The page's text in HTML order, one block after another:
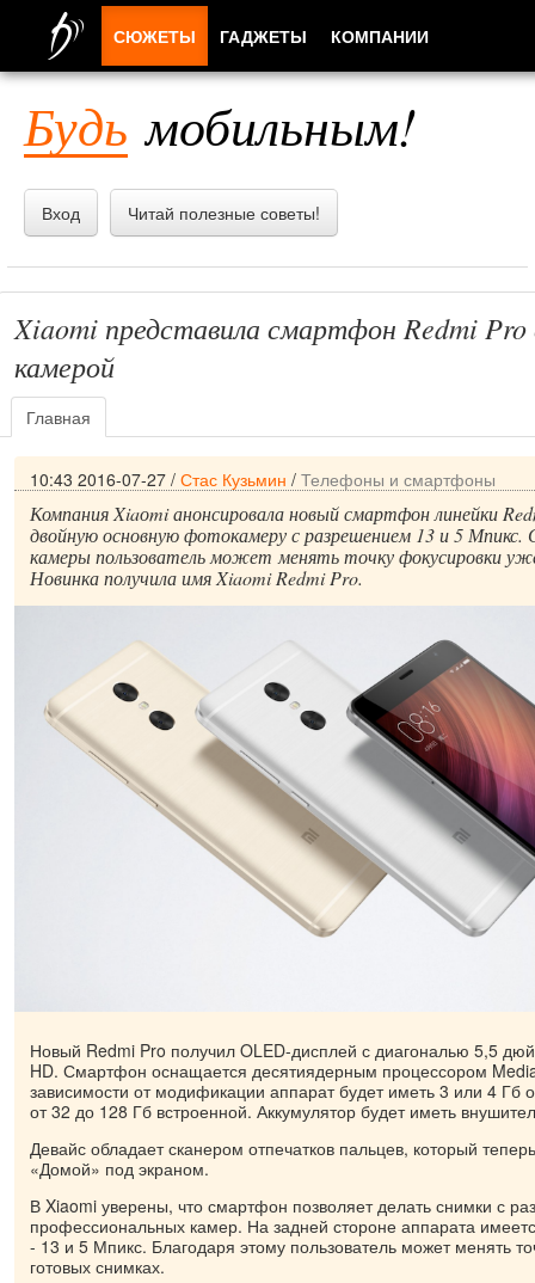
Будь мобильным!
Вход Читай полезные советы!
Xiaomi представила смартфон Redmi Pro
камерой
Главная
10:43 2016-07-27 / Стас Кузьмин / Телефоны и смартфоны
Компания Xiaоmi анонсировала новый смартфон линейки
двойную основную фотокамеру с разрешением 13 и 5
камеры пользователь может менять точку фокусировки
Новинка получила имя Xiaomi Redmi Pro.
Новый Redmi Pro получил OLED-дисплей с диагональю 5,5
HD. Смартфон оснащается десятиядерным процессором
зависимости от модификации аппарат будет иметь 3 или 4 Гб
от 32 до 128 Гб встроенной. Аккумулятор будет иметь
Девайс обладает сканером отпечатков пальцев, который
«Домой» под экраном.
В Xiaomi уверены, что смартфон позволяет делать снимки с
профессиональных камер. На задней стороне аппарата
- 13 и 5 Мпикс. Благодаря этому пользователь может менять
готовых снимках.
СЮЖЕТЫ ГАДЖЕТЫ КОМПАНИИ
ПРИЛОЖЕНИЯ